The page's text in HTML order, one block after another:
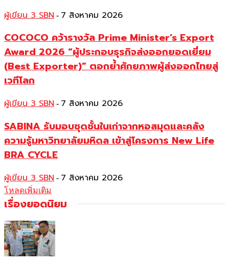
ผู้เขียน 3 SBN - 7 สิงหาคม 2026
COCOCO คว้ารางวัล Prime Minister’s Export
Award 2026 “ผู้ประกอบธุรกิจส่งออกยอดเยี่ยม
(Best Exporter)” ตอกย้ำศักยภาพผู้ส่งออกไทยสู่
เวทีโลก
ผู้เขียน 3 SBN - 7 สิงหาคม 2026
SABINA รับมอบชุดชั้นในเก่าจากหอสมุดและคลัง
ความรู้มหาวิทยาลัยมหิดล เข้าสู่โครงการ New Life
BRA CYCLE
ผู้เขียน 3 SBN - 7 สิงหาคม 2026
โหลดเพิ่มเติม
เรื่องยอดนิยม